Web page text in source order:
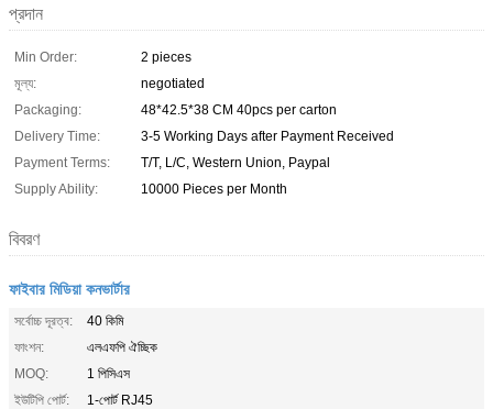
প্রদান
Min Order:
2 pieces
মূল্য:
negotiated
Packaging:
48*42.5*38 CM 40pcs per carton
Delivery Time:
3-5 Working Days after Payment Received
Payment Terms:
T/T, L/C, Western Union, Paypal
Supply Ability:
10000 Pieces per Month
বিবরণ
ফাইবার মিডিয়া কনভার্টার
সর্বোচ্চ দূরত্ব:
40 কিমি
ফাংশন:
এলএফপি ঐচ্ছিক
MOQ:
1 পিসিএস
ইউটিপি পোর্ট:
1-পোর্ট RJ45